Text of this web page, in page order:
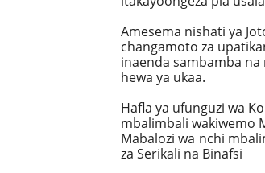
Amesema nishati ya
changamoto za
inaenda sambamba
hewa ya ukaa.
Hafla ya ufunguzi wa
mbalimbali wakiwemo
Mabalozi wa nchi
za Serikali na Binafsi